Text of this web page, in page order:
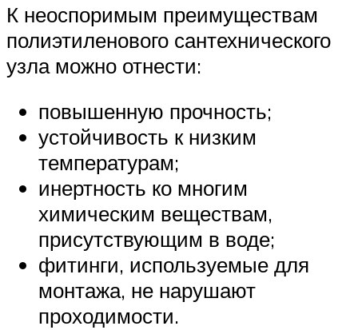
К неоспоримым преимуществам
полиэтиленового сантехнического
узла можно отнести:
повышенную прочность;
устойчивость к низким
температурам;
инертность ко многим
химическим веществам,
присутствующим в воде;
фитинги, используемые для
монтажа, не нарушают
проходимости.